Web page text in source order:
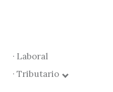
· Laboral
· Tributario